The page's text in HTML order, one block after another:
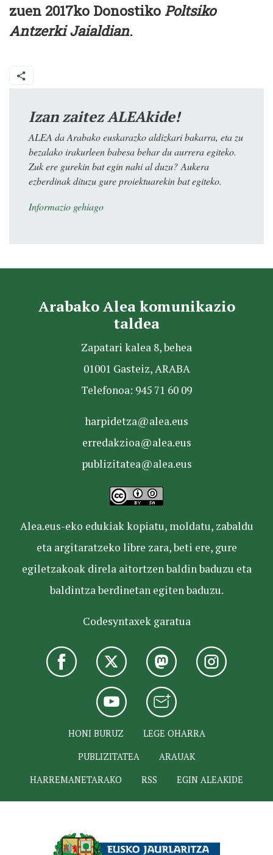
zuen 2017ko Donostiko Poltsiko
Antzerki Jaialdian.
Izan zaitez ALEAkide!
ALEA da Arabako euskarazko aldizkari bakarra, eta zu
bezalako irakurleen babesa behar du aurrera egiteko.
Zuk ere gurekin bat egin nahi al duzu? Aukera
ezberdinak dituzu gure proiektuarekin bat egiteko.
Informazio gehiago
Arabako Alea komunikazio
taldea
Zapatari kalea 8, behea
01001 Gasteiz, ARABA
Telefonoa: 945 71 60 09
harpidetza@alea.eus
erredakzioa@alea.eus
publizitatea@alea.eus
Alea.eus-eko edukiak kopiatu, moldatu, zabaldu
eta argitaratzeko libre zara, beti ere, gure
egiletzakoak direla aitortzen baldin baduzu eta
baldintza berdinetan egiten baduzu.
Codesyntaxek garatua
HONI BURUZ
LEGE OHARRA
PUBLIZITATEA
ARAUAK
HARREMANETARAKO
RSS EGIN ALEAKIDE